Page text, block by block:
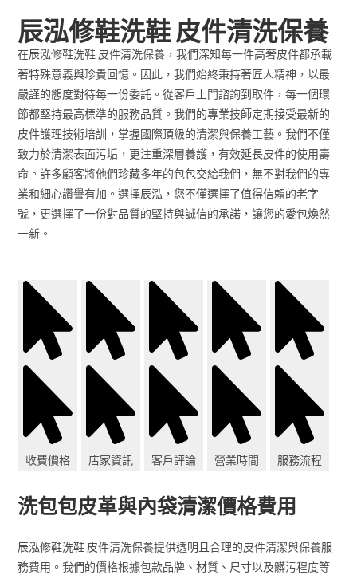
辰泓修鞋洗鞋 皮件清洗保養
在辰泓修鞋洗鞋 皮件清洗保養，我們深知每一件高奢皮件都承載
著特殊意義與珍貴回憶。因此，我們始終秉持著匠人精神，以最
嚴謹的態度對待每一份委託。從客戶上門諮詢到取件，每一個環
節都堅持最高標準的服務品質。我們的專業技師定期接受最新的
皮件護理技術培訓，掌握國際頂級的清潔與保養工藝。我們不僅
致力於清潔表面污垢，更注重深層養護，有效延長皮件的使用壽
命。許多顧客將他們珍藏多年的包包交給我們，無不對我們的專
業和細心讚譽有加。選擇辰泓，您不僅選擇了值得信賴的老字
號，更選擇了一份對品質的堅持與誠信的承諾，讓您的愛包煥然
一新。
收費價格 店家資訊 客戶評論 營業時間 服務流程
洗包包皮革與內袋清潔價格費用
辰泓修鞋洗鞋 皮件清洗保養提供透明且合理的皮件清潔與保養服
務費用。我們的價格根據包款品牌、材質、尺寸以及髒污程度等